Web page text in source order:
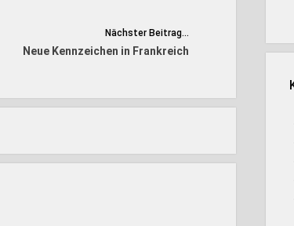
Nächster Beitrag...
Neue Kennzeichen in Frankreich